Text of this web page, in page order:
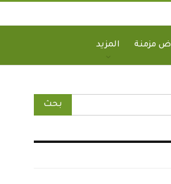
مزمنة المزيد